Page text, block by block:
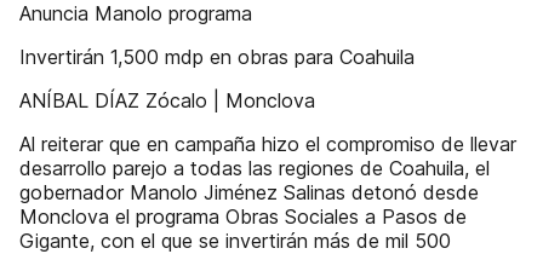
Anuncia Manolo programa
Invertirán 1,500 mdp en obras para Coahuila
ANÍBAL DÍAZ Zócalo | Monclova
Al reiterar que en campaña hizo el compromiso de llevar
desarrollo parejo a todas las regiones de Coahuila, el
gobernador Manolo Jiménez Salinas detonó desde
Monclova el programa Obras Sociales a Pasos de
Gigante, con el que se invertirán más de mil 500